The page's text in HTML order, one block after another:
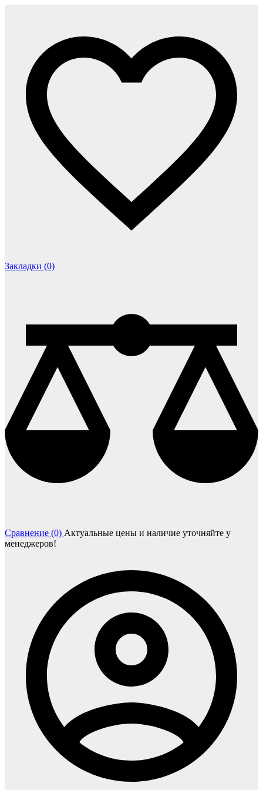
Закладки (0)
Сравнение (0) Актуальные цены и наличие уточняйте у
менеджеров!